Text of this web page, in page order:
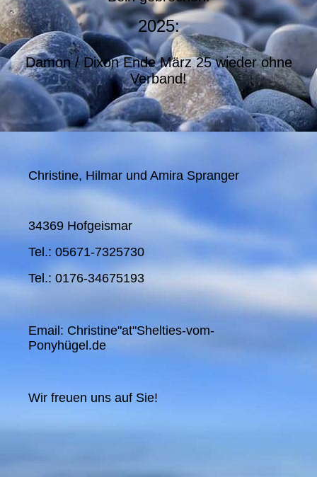
2025:
Damon / Dixon Ende März 25 wieder ohne
Verband!
Christine, Hilmar und Amira Spranger
34369 Hofgeismar
Tel.: 05671-7325730
Tel.: 0176-34675193
Email: Christine"at"Shelties-vom-
Ponyhügel.de
Wir freuen uns auf Sie!